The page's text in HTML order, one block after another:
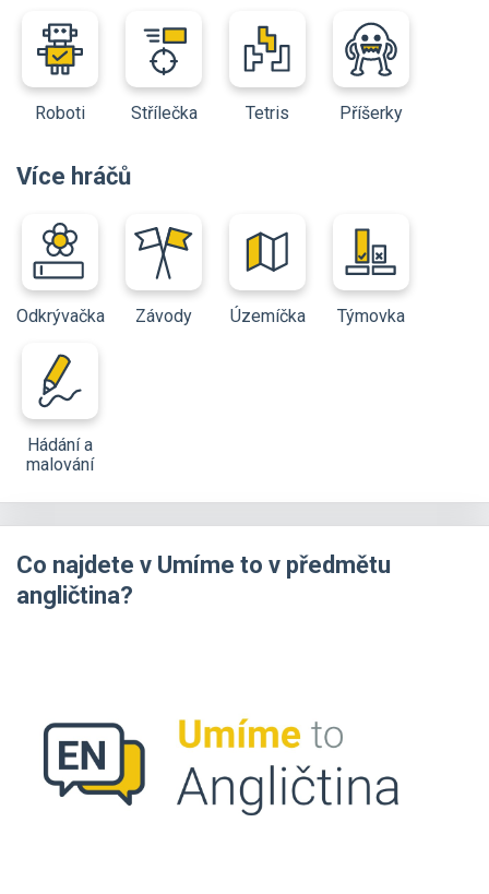
Roboti Střílečka Tetris Příšerky
Více hráčů
Odkrývačka Závody Územíčka Týmovka
Hádání a
malování
Co najdete v Umíme to v předmětu
angličtina?